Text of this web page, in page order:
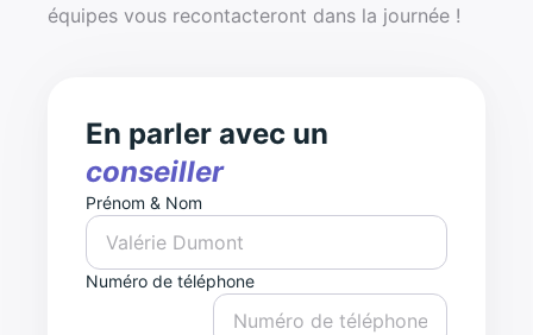
équipes vous recontacteront dans la journée !
En parler avec un
conseiller
Prénom & Nom
Numéro de téléphone